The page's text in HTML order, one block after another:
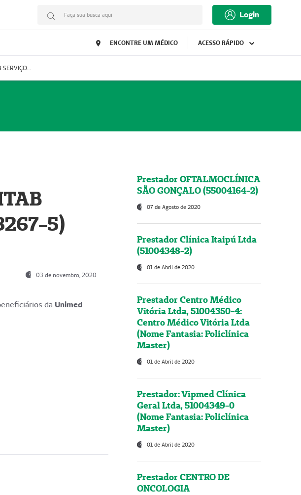
Faça sua busca aqui Login
ENCONTRE UM MÉDICO ACESSO RÁPIDO
MUDANÇA DE ENDEREÇO - DIAGITAB SERVIÇOS MÉDICOS LTDA (54003267-5)
5)
03 de novembro, 2020
da Unimed
Prestador OFTALMOCLÍNICA
SÃO GONÇALO (55004164-2)
07 de Agosto de 2020
Prestador Clínica Itaipú Ltda
(51004348-2)
01 de Abril de 2020
Prestador Centro Médico
Vitória Ltda, 51004350-4:
Centro Médico Vitória Ltda
(Nome Fantasia: Policlínica
Master)
01 de Abril de 2020
Prestador: Vipmed Clínica
Geral Ltda, 51004349-0
(Nome Fantasia: Policlínica
Master)
01 de Abril de 2020
Prestador CENTRO DE
ONCOLOGIA